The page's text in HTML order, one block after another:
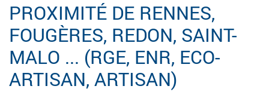
PROXIMITÉ DE RENNES,
FOUGÈRES, REDON, SAINT-
MALO ... (RGE, ENR, ECO-
ARTISAN, ARTISAN)